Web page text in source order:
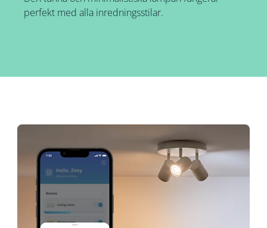
perfekt med alla inredningsstilar.